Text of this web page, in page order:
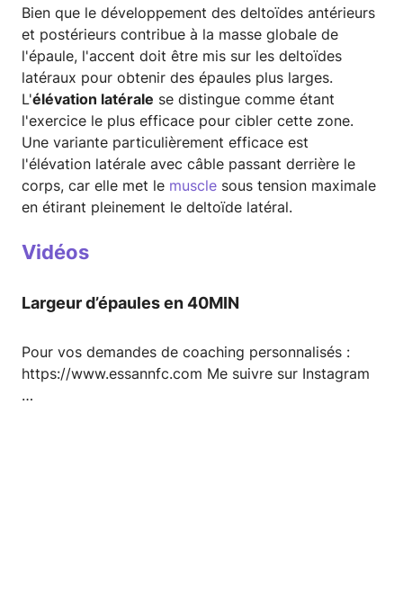
Bien que le développement des deltoïdes antérieurs
et postérieurs contribue à la masse globale de
l'épaule, l'accent doit être mis sur les deltoïdes
latéraux pour obtenir des épaules plus larges.
L'élévation latérale se distingue comme étant
l'exercice le plus efficace pour cibler cette zone.
Une variante particulièrement efficace est
l'élévation latérale avec câble passant derrière le
corps, car elle met le muscle sous tension maximale
en étirant pleinement le deltoïde latéral.
Vidéos
Largeur d’épaules en 40MIN
Pour vos demandes de coaching personnalisés :
https://www.essannfc.com Me suivre sur Instagram
…